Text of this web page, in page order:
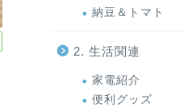
納豆＆トマト
2. 生活関連
家電紹介
便利グッズ